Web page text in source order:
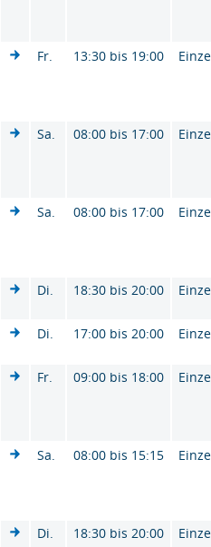
Fr. 13:30 bis 19:00
Sa. 08:00 bis 17:00
Sa. 08:00 bis 17:00
Di. 18:30 bis 20:00
Di. 17:00 bis 20:00
Fr. 09:00 bis 18:00
Sa. 08:00 bis 15:15
Di. 18:30 bis 20:00